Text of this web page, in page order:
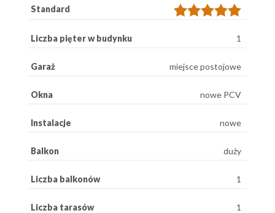
Standard
Liczba pięter w budynku 1
Garaż miejsce postojowe
Okna nowe PCV
Instalacje nowe
Balkon duży
Liczba balkonów 1
Liczba tarasów 1